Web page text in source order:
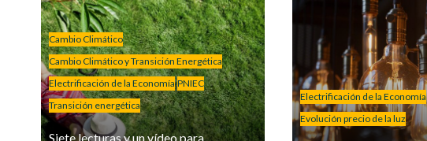
Cambio Climático
Cambio Climático y Transición Energética
Electrificación de la Economía PNIEC
Transición energética
Siete lecturas y un vídeo para
Electrificación de la Economía
Evolución precio de la luz